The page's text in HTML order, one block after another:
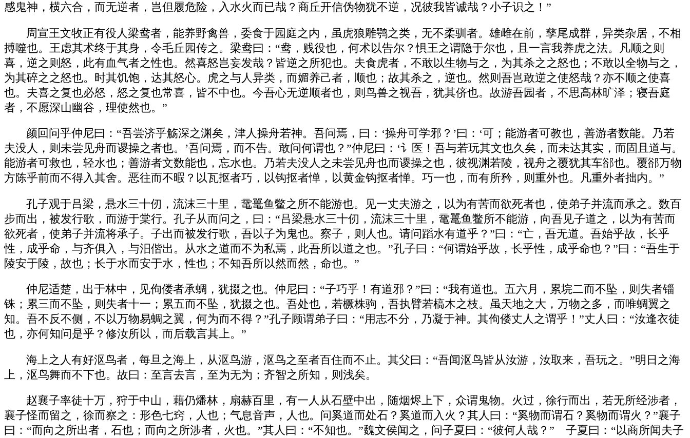
感鬼神，横六合，而无逆者，岂但履危险，入水火而已哉？商丘开信伪物犹不逆，况彼我皆诚哉？小子识之！”
周宣王文牧正有役人梁鸯者，能养野禽兽，委食于园庭之内，虽虎狼雕鹗之类，无不柔驯者。雄雌在前，孳尾成群，异类杂居，不相
搏噬也。王虑其术终于其身，令毛丘园传之。梁鸯曰：“鸯，贱役也，何术以告尔？惧王之谓隐于尔也，且一言我养虎之法。凡顺之则
喜，逆之则怒，此有血气者之性也。然喜怒岂妄发哉？皆逆之所犯也。夫食虎者，不敢以生物与之，为其杀之之怒也；不敢以全物与之，
为其碎之之怒也。时其饥饱，达其怒心。虎之与人异类，而媚养己者，顺也；故其杀之，逆也。然则吾岂敢逆之使怒哉？亦不顺之使喜
也。夫喜之复也必怒，怒之复也常喜，皆不中也。今吾心无逆顺者也，则鸟兽之视吾，犹其侪也。故游吾园者，不思高林旷泽；寝吾庭
者，不愿深山幽谷，理使然也。”
颜回问乎仲尼曰：“吾尝济乎觞深之渊矣，津人操舟若神。吾问焉，曰：‘操舟可学邪？’曰：‘可；能游者可教也，善游者数能。乃若
夫没人，则未尝见舟而谡操之者也。’吾问焉，而不告。敢问何谓也？”仲尼曰：‘讠医！吾与若玩其文也久矣，而未达其实，而固且道与。
能游者可救也，轻水也；善游者文数能也，忘水也。乃若夫没人之未尝见舟也而谡操之也，彼视渊若陵，视舟之覆犹其车郤也。覆郤万物
方陈乎前而不得入其舍。恶往而不暇？以瓦抠者巧，以钩抠者惮，以黄金钩抠者惮。巧一也，而有所矜，则重外也。凡重外者拙内。”
孔子观于吕梁，悬水三十仞，流沫三十里，鼋鼍鱼鳖之所不能游也。见一丈夫游之，以为有苦而欲死者也，使弟子并流而承之。数百
步而出，被发行歌，而游于棠行。孔子从而问之，曰：“吕梁悬水三十仞，流沫三十里，鼋鼍鱼鳖所不能游，向吾见子道之，以为有苦而
欲死者，使弟子并流将承子。子出而被发行歌，吾以子为鬼也。察子，则人也。请问蹈水有道乎？”曰：“亡，吾无道。吾始乎故，长乎
性，成乎命，与齐俱入，与汨偕出。从水之道而不为私焉，此吾所以道之也。”孔子曰：“何谓始乎故，长乎性，成乎命也？”曰：“吾生于
陵安于陵，故也；长于水而安于水，性也；不知吾所以然而然，命也。”
仲尼适楚，出于林中，见佝偻者承蜩，犹掇之也。仲尼曰：“子巧乎！有道邪？”曰：“我有道也。五六月，累垸二而不坠，则失者锱
铢；累三而不坠，则失者十一；累五而不坠，犹掇之也。吾处也，若橛株驹，吾执臂若槁木之枝。虽天地之大，万物之多，而唯蜩翼之
知。吾不反不侧，不以万物易蜩之翼，何为而不得？”孔子顾谓弟子曰：“用志不分，乃凝于神。其佝偻丈人之谓乎！”丈人曰：“汝逢衣徒
也，亦何知问是乎？修汝所以，而后载言其上。”
海上之人有好沤鸟者，每旦之海上，从沤鸟游，沤鸟之至者百住而不止。其父曰：“吾闻沤鸟皆从汝游，汝取来，吾玩之。”明日之海
上，沤鸟舞而不下也。故曰：至言去言，至为无为；齐智之所知，则浅矣。
赵襄子率徒十万，狩于中山，藉仍燔林，扇赫百里，有一人从石壁中出，随烟烬上下，众谓鬼物。火过，徐行而出，若无所经涉者，
襄子怪而留之，徐而察之：形色七窍，人也；气息音声，人也。问奚道而处石？奚道而入火？其人曰：“奚物而谓石？奚物而谓火？”襄子
曰：“而向之所出者，石也；而向之所涉者，火也。”其人曰：“不知也。”魏文侯闻之，问子夏曰：“彼何人哉？” 子夏曰：“以商所闻夫子